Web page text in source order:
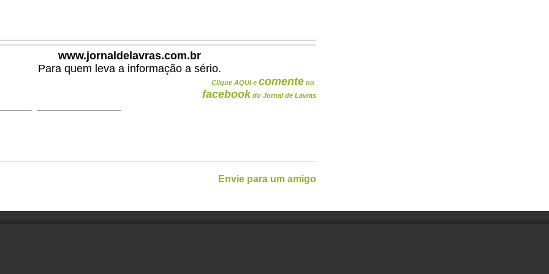
www.jornaldelavras.com.br
Para quem leva a informação a sério.
Clique AQUI e comente no
facebook do Jornal de Lavras
Envie para um amigo